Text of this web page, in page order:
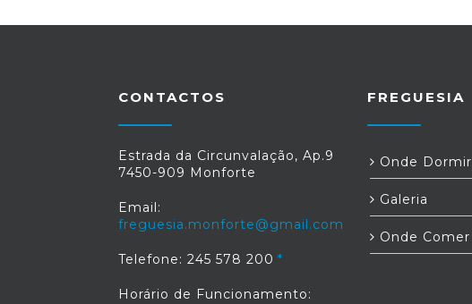
CONTACTOS
Estrada da Circunvalação, Ap.9
7450-909 Monforte
Email:
freguesia.monforte@gmail.com
Telefone: 245 578 200
Horário de Funcionamento:
FREGUESIA
Onde Dormir
Galeria
Onde Comer